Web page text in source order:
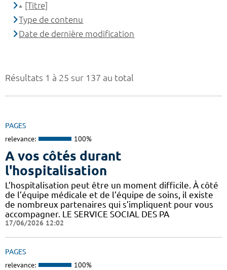
Résultats 1 à 25 sur 137 au total
PAGES
relevance: 100%
A vos côtés durant
l'hospitalisation
L’hospitalisation peut être un moment difficile. À côté
de l’équipe médicale et de l’équipe de soins, il existe
de nombreux partenaires qui s’impliquent pour vous
accompagner. LE SERVICE SOCIAL DES PA
17/06/2026 12:02
PAGES
relevance: 100%
[Titre]
Type de contenu
Date de dernière modification